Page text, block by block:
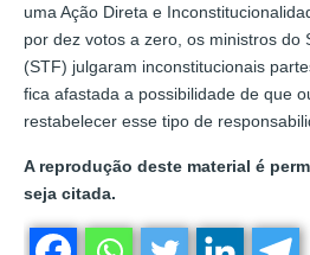
uma Ação Direta e
por dez votos a zero, os ministros do
(STF) julgaram inconstitucionais
fica afastada a possibilidade de que
restabelecer esse tipo de
A reprodução deste material é
seja citada.